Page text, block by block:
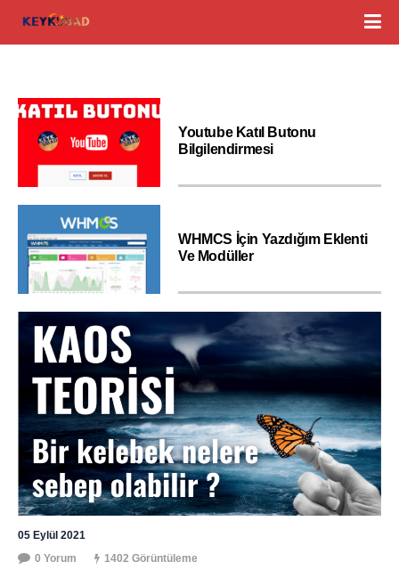
Youtube Katıl Butonu
Bilgilendirmesi
WHMCS İçin Yazdığım Eklenti
Ve Modüller
05 Eylül 2021
0 Yorum
1402 Görüntüleme